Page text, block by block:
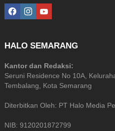
facebookinstagramyoutube
HALO SEMARANG
Kantor dan Redaksi:
Seruni Residence No 10A,
Tembalang, Kota Semarang
Diterbitkan Oleh: PT Halo Media
NIB: 9120201872799